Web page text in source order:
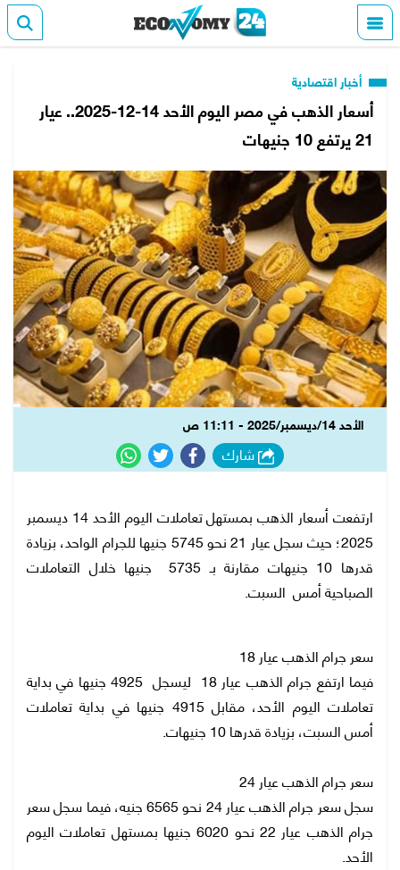
أخبار اقتصادية
أسعار الذهب في مصر اليوم الأحد 14-12-2025.. عيار
21 يرتفع 10 جنيهات
الأحد 14/ديسمبر/2025 - 11:11 ص
شارك
ارتفعت أسعار الذهب بمستهل تعاملات اليوم الأحد 14 ديسمبر
2025؛ حيث سجل عيار 21 نحو 5745 جنيها للجرام الواحد، بزيادة
قدرها 10 جنيهات مقارنة بـ 5735 جنيها خلال التعاملات
الصباحية أمس السبت.
سعر جرام الذهب عيار 18
فيما ارتفع جرام الذهب عيار 18 ليسجل 4925 جنيها في بداية
تعاملات اليوم الأحد، مقابل 4915 جنيها في بداية تعاملات
أمس السبت، بزيادة قدرها 10 جنيهات.
سعر جرام الذهب عيار 24
سجل سعر جرام الذهب عيار 24 نحو 6565 جنيه، فيما سجل سعر
جرام الذهب عيار 22 نحو 6020 جنيها بمستهل تعاملات اليوم
الأحد.